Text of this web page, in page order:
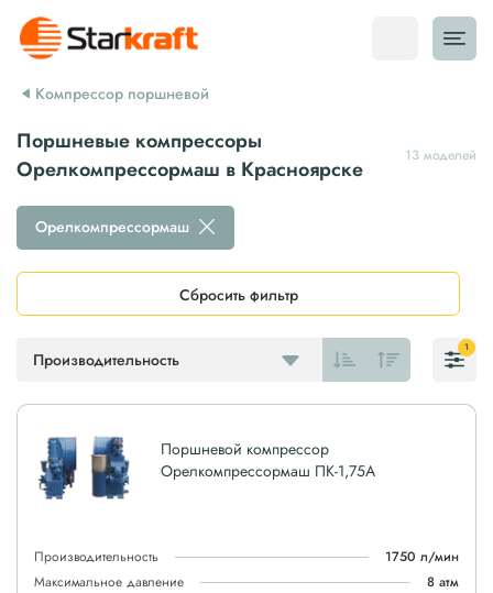
Компрессор поршневой
Поршневые компрессоры
Орелкомпрессормаш в Красноярске
13 моделей
Производительность
Орелкомпрессормаш
Сбросить фильтр
1
Поршневой компрессор
Орелкомпрессормаш ПК-1,75А
Производительность
1750 л/мин
Максимальное давление
8 атм